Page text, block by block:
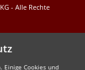
- Alle Rechte
Einige Cookies und